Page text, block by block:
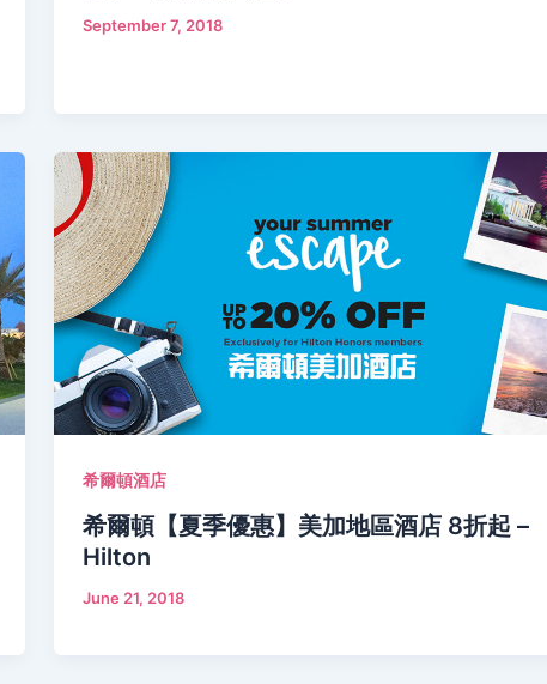
September 7, 2018
希爾頓酒店
希爾頓【夏季優惠】美加地區酒店 8折起 –
Hilton
June 21, 2018